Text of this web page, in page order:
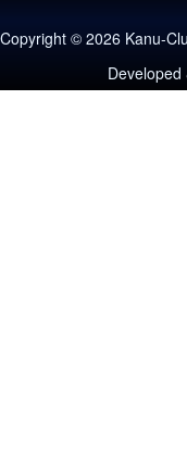
Copyright © 2026 Kanu-